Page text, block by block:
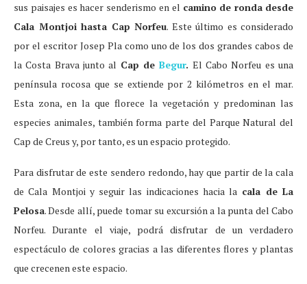
sus paisajes es hacer senderismo en el camino de ronda desde
Cala Montjoi hasta Cap Norfeu. Este último es considerado
por el escritor Josep Pla como uno de los dos grandes cabos de
la Costa Brava junto al Cap deBegur. El Cabo Norfeu es una
península rocosa que se extiende por 2 kilómetros en el mar.
Esta zona, en la que florece la vegetación y predominan las
especies animales, también forma parte del Parque Natural del
Cap de Creus y, por tanto, es un espacio protegido.
Para disfrutar de este sendero redondo, hay que partir de la cala
de Cala Montjoi y seguir las indicaciones hacia la cala de La
Pelosa. Desde allí, puede tomar su excursión a la punta del Cabo
Norfeu. Durante el viaje, podrá disfrutar de un verdadero
espectáculo de colores gracias a las diferentes flores y plantas
que crecenen este espacio.